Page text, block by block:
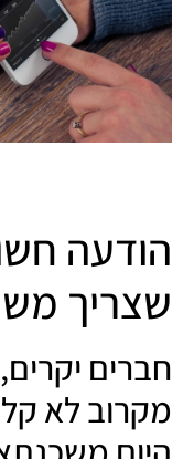
הודעה
שצריך
חברים
מקרוב לא